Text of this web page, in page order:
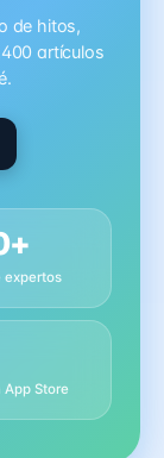
de hitos,
artículos
expertos
Store